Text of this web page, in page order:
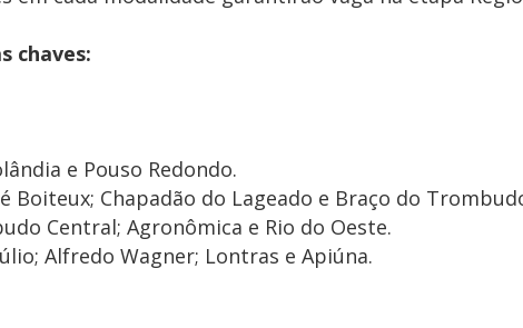
chaves:
e Pouso Redondo.
Boiteux; Chapadão do Lageado e Braço do
Central; Agronômica e Rio do Oeste.
Alfredo Wagner; Lontras e Apiúna.